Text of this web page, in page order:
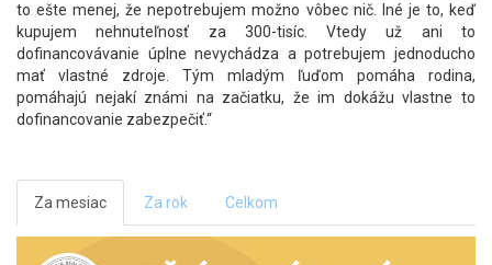
to ešte menej, že nepotrebujem možno vôbec nič. Iné je to, keď
kupujem nehnuteľnosť za 300-tisíc. Vtedy už ani to
dofinancovávanie úplne nevychádza a potrebujem jednoducho
mať vlastné zdroje. Tým mladým ľuďom pomáha rodina,
pomáhajú nejakí známi na začiatku, že im dokážu vlastne to
dofinancovanie zabezpečiť.“
Za mesiac Za rok Celkom